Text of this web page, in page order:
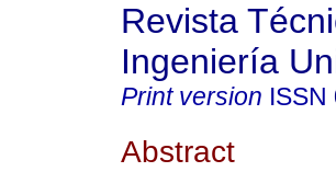
Revista
Ingeniería
Print version ISSN
Abstract